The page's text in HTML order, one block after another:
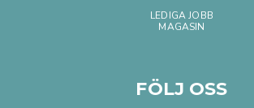
LEDIGA JOBB
MAGASIN
FÖLJ OSS